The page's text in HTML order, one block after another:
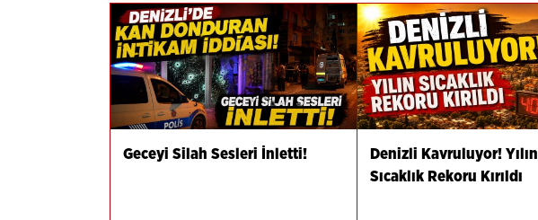
Geceyi Silah Sesleri İnletti!
Denizli Kavruluyor! Yılın
Sıcaklık Rekoru Kırıldı